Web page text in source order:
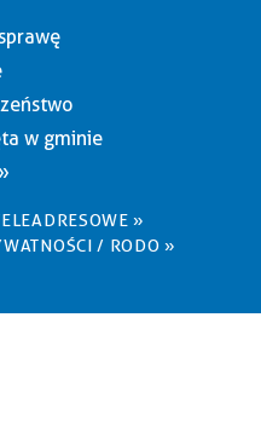
w gminie
»
/ RODO »